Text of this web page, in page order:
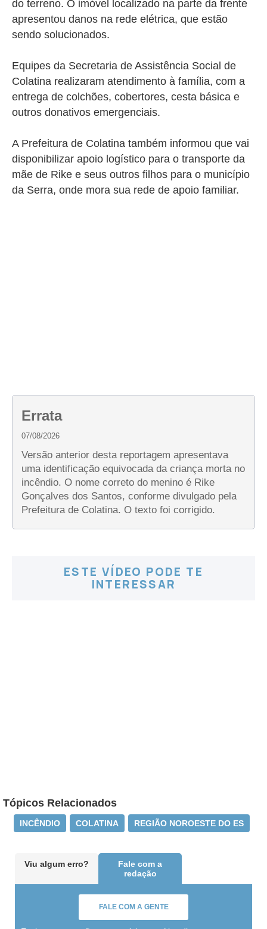
do terreno. O imóvel localizado na parte da frente
apresentou danos na rede elétrica, que estão
sendo solucionados.
Equipes da Secretaria de Assistência Social de
Colatina realizaram atendimento à família, com a
entrega de colchões, cobertores, cesta básica e
outros donativos emergenciais.
A Prefeitura de Colatina também informou que vai
disponibilizar apoio logístico para o transporte da
mãe de Rike e seus outros filhos para o município
da Serra, onde mora sua rede de apoio familiar.
Errata
07/08/2026
Versão anterior desta reportagem apresentava
uma identificação equivocada da criança morta no
incêndio. O nome correto do menino é Rike
Gonçalves dos Santos, conforme divulgado pela
Prefeitura de Colatina. O texto foi corrigido.
ESTE VÍDEO PODE TE
INTERESSAR
Tópicos Relacionados
INCÊNDIO COLATINA REGIÃO NOROESTE DO ES
Viu algum erro?
Fale com a
redação
FALE COM A GENTE